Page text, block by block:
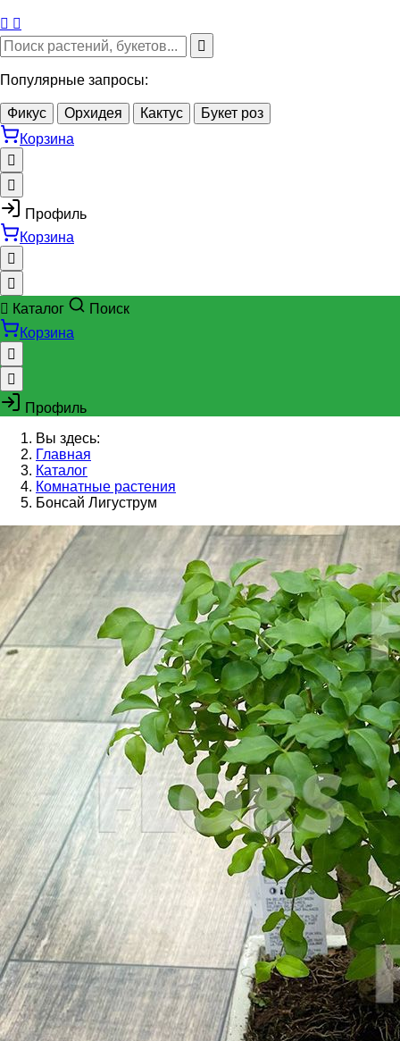
Популярные запросы:
Фикус Орхидея Кактус
Букет роз
Корзина
Профиль
Корзина
Каталог
Поиск
Корзина
Профиль
Вы здесь:
Главная
Каталог
Комнатные растения
Бонсай Лигуструм